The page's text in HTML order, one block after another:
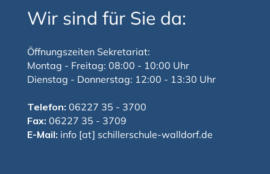
Wir sind für Sie da:
Öffnungszeiten Sekretariat:
Montag - Freitag: 08:00 - 10:00 Uhr
Dienstag - Donnerstag: 12:00 - 13:30 Uhr
Telefon: 06227 35 - 3700
Fax: 06227 35 - 3709
E-Mail: info [at] schillerschule-walldorf.de